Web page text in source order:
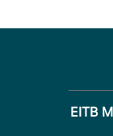
EITB